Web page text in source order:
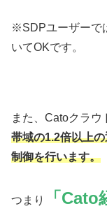
※SDPユーザーで
いてOKです。
また、Catoクラウ
帯域の1.2倍以上
制御を行います。
つまり
「